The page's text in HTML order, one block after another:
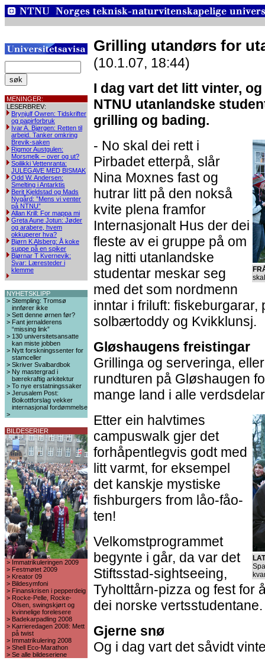
MENINGER:
LESERBREV:
Brynjulf Owren: Tidskrifter
og papirforbruk
Ivar A. Bjørgen: Retten til
arbeid. Tanker omkring
Brevik-saken
Rigmor Austgulen:
Morsmelk – over og ut?
Soilikki Vettenranta:
JULEGAVE MED BISMAK
Odd W. Andersen:
Smelting i Antarktis
Berit Kjeldstad og Mads
Nygård: ”Mens vi venter
på NTNU”
Allan Krill: For mappa mi
Greta Aune Jotun: Jøder
og arabere, hvem
okkuperer hva?
Bjørn K Alsberg: Å koke
suppe på en spiker
Bjørnar T Kvernevik:
Svar: Læresteder i
klemme
NYHETSKLIPP
> Stempling: Tromsø
innfører ikke
> Sett denne ørnen før?
> Fant jernalderens
“missing link”
> 130 universitetsansatte
kan miste jobben
> Nytt forskningssenter for
stamceller
> Skriver Svalbardbok
> Ny mastergrad i
bærekraftig arkitektur
> To nye erstatningssaker
> Jerusalem Post:
Boikottforslag vekker
internasjonal fordømmelse
>
BILDESERIER
> Immatrikuleringen 2009
> Festmøtet 2009
> Kreator 09
> Bildesymfoni
> Finanskrisen i pepperdeig
> Rocke-Pelle, Rocke-
Olsen, swingskjørt og
kvinnelige forelesere
> Badekarpadling 2008
> Karrieredagen 2008: Mett
på twist
> Immatrikulering 2008
> Shell Eco-Marathon
> Se alle bildeseriene
Grilling utandørs for
(10.1.07, 18:44)
I dag vart det litt vinter,
NTNU utanlandske
grilling og bading.
- No skal dei rett i
Pirbadet etterpå, slår
Nina Moxnes fast og
hutrar litt på den nokså
kvite plena framfor
Internasjonalt Hus der dei
fleste av ei gruppe på om
lag nitti utanlandske
studentar meskar seg
med det som nordmenn
inntar i friluft: fiskeburgarar,
solbærtoddy og Kvikklunsj.
Gløshaugens freistingar
Grillinga og serveringa,
rundturen på Gløshaugen
mange land i alle
Etter ein halvtimes
campuswalk gjer det
forhåpentlegvis godt med
litt varmt, for eksempel
det kanskje mystiske
fishburgers from låo-fåo-
ten!
Velkomstprogrammet
begynte i går, da var det
Stiftsstad-sightseeing,
Tyholttårn-pizza og fest for
dei norske vertsstudentane.
Gjerne snø
Og i dag vart det såvidt